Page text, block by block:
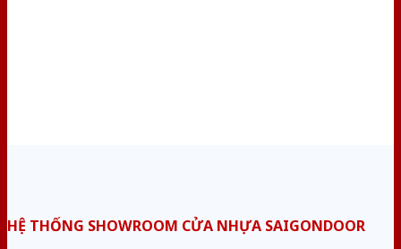
HỆ THỐNG SHOWROOM CỬA NHỰA SAIGONDOOR